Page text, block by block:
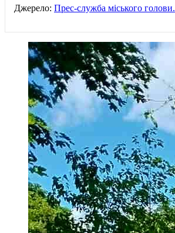
Джерело: Прес-служба міського голови.